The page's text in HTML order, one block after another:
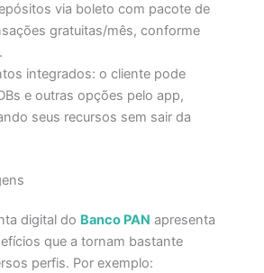
via boleto com pacote de
gratuitas/mês, conforme
integrados: o cliente pode
e outras opções pelo app,
seus recursos sem sair da
digital do Banco PAN apresenta
que a tornam bastante
perfis. Por exemplo: